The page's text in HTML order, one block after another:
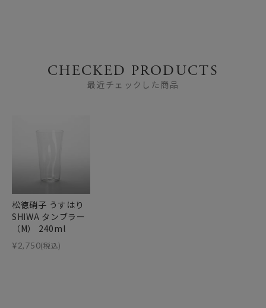
CHECKED PRODUCTS
最近チェックした商品
松徳硝子 うすはり
SHIWA タンブラー
（M） 240ml
¥2,750(税込)